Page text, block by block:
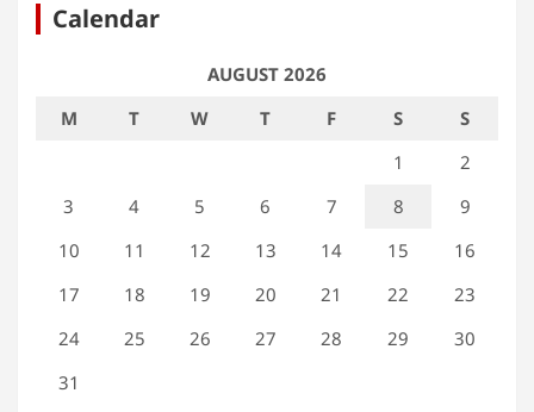
Calendar
AUGUST 2026
M
T W T F S
S
1
2
3
4 5 6 7 8
9
10
11 12 13 14 15
16
17
18 19 20 21 22
23
24
25 26 27 28 29
30
31